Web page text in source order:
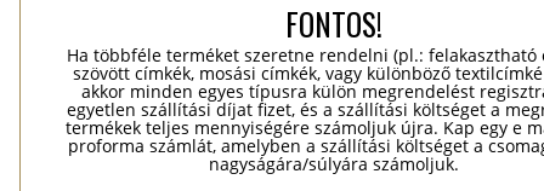
FONTOS!
Ha többféle terméket szeretne rendelni (pl.: felakasztható
szövött címkék, mosási címkék, vagy különböző
akkor minden egyes típusra külön megrendelést
egyetlen szállítási díjat fizet, és a szállítási költséget a
termékek teljes mennyiségére számoljuk újra. Kap egy e
proforma számlát, amelyben a szállítási költséget a
nagyságára/súlyára számoljuk.